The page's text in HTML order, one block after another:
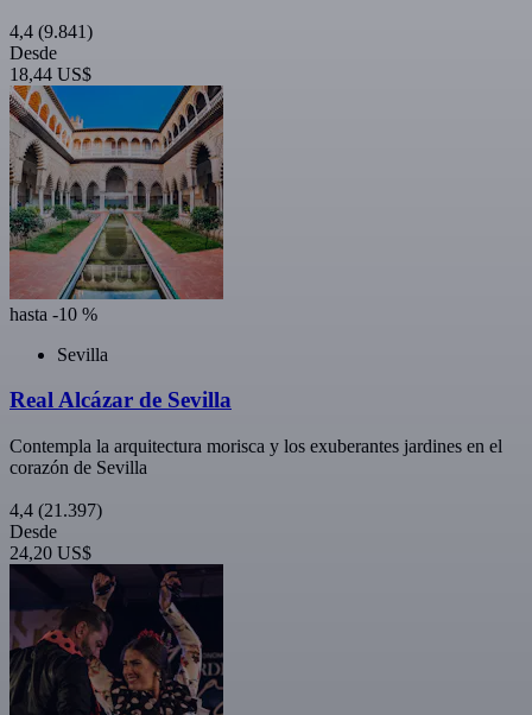
4,4 (9.841)
Desde
18,44 US$
hasta -10 %
Sevilla
Real Alcázar de Sevilla
Contempla la arquitectura morisca y los exuberantes jardines en el
corazón de Sevilla
4,4 (21.397)
Desde
24,20 US$